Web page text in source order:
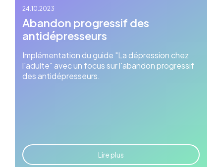
24.10.2023
Abandon progressif des
antidépresseurs
Implémentation du guide "La dépression chez
l'adulte" avec un focus sur l'abandon progressif
des antidépresseurs.
Lire plus